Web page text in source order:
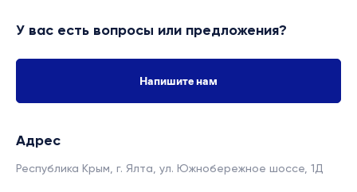
У вас есть вопросы или предложения?
Напишите нам
Адрес
Республика Крым, г. Ялта, ул. Южнобережное шоссе, 1Д